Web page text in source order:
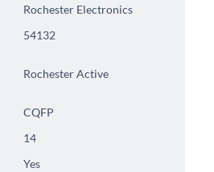
Rochester Electronics
54132
Rochester Active
CQFP
14
Yes